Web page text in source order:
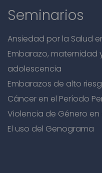
Seminarios
Ansiedad por la Salud
Embarazo, maternidad
adolescencia
Embarazos de alto
Cáncer en el Período
Violencia de Género en
El uso del Genograma